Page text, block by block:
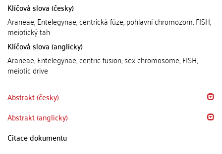
Klíčová slova (česky)
Araneae, Entelegynae, centrická fúze, pohlavní chromozom, FISH,
meiotický tah
Klíčová slova (anglicky)
Araneae, Entelegynae, centric fusion, sex chromosome, FISH,
meiotic drive
Abstrakt (česky)
Abstrakt (anglicky)
Citace dokumentu